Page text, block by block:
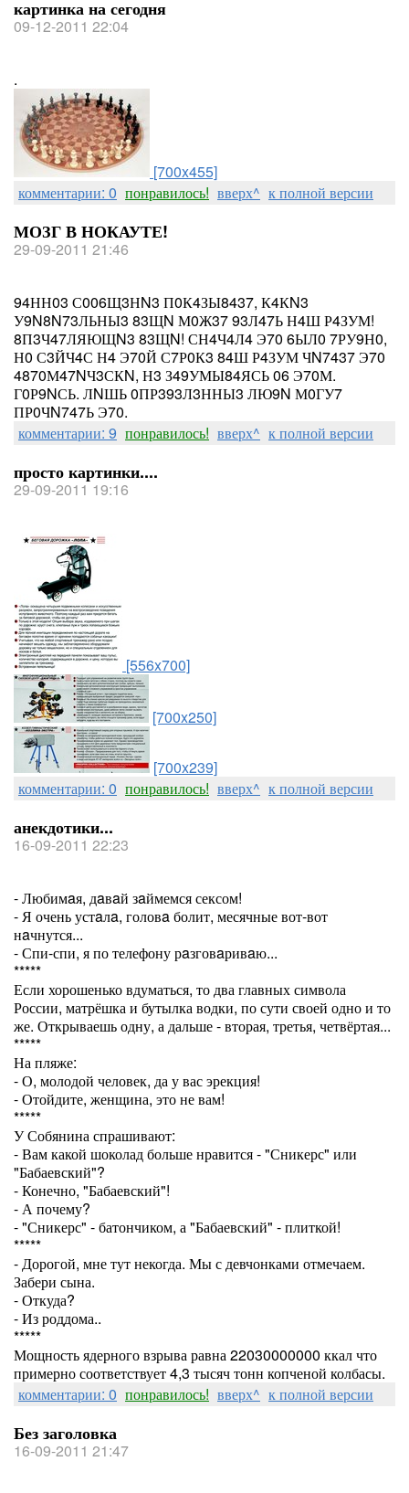
картинка на сегодня
09-12-2011 22:04
.
[700x455]
комментарии: 0 понравилось! вверх^ к полной версии
МОЗГ В НОКАУТЕ!
29-09-2011 21:46
94НН03 С006Щ3НN3 П0К4ЗЫ8437, К4КN3
У9N8N73ЛЬНЫ3 83ЩN М0Ж37 93Л47Ь Н4Ш Р4ЗУМ!
8П3Ч47ЛЯЮЩN3 83ЩN! СН4Ч4Л4 Э70 6ЫЛ0 7РУ9Н0,
Н0 С3ЙЧ4С Н4 Э70Й С7Р0К3 84Ш Р4ЗУМ ЧN7437 Э70
4870М47NЧ3СКN, Н3 З49УМЫ84ЯСЬ 06 Э70М.
Г0Р9NСЬ. ЛNШЬ 0ПР393Л3ННЫ3 ЛЮ9N М0ГУ7
ПР0ЧN747Ь Э70.
комментарии: 9 понравилось! вверх^ к полной версии
просто картинки....
29-09-2011 19:16
[556x700]
[700x250]
[700x239]
комментарии: 0 понравилось! вверх^ к полной версии
анекдотики...
16-09-2011 22:23
- Любимaя, дaвaй зaймемся сексом!
- Я очень устaлa, головa болит, месячные вот-вот
нaчнутся...
- Спи-спи, я по телефону рaзговaривaю...
*****
Если хорошенько вдуматься, то два главных символа
России, матрёшка и бутылка водки, по сути своей одно и то
же. Открываешь одну, а дальше - вторая, третья, четвёртая...
*****
На пляже:
- О, молодой человек, да у вас эрекция!
- Отойдите, женщина, это не вам!
*****
У Собянина спрашивают:
- Вам какой шоколад больше нравится - "Сникерс" или
"Бабаевский"?
- Конечно, "Бабаевский"!
- А почему?
- "Сникерс" - батончиком, а "Бабаевский" - плиткой!
*****
- Дорогой, мне тут некогда. Мы с девчонками отмечаем.
Забери сына.
- Откуда?
- Из роддома..
*****
Мощность ядерного взрыва равна 22030000000 ккал что
примерно соответствует 4,3 тысяч тонн копченой колбасы.
комментарии: 0 понравилось! вверх^ к полной версии
Без заголовка
16-09-2011 21:47